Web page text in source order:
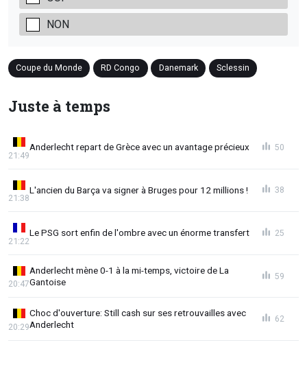
NON
Coupe du Monde RD Congo Danemark Sclessin
Juste à temps
Anderlecht repart de Grèce avec un avantage précieux
21:49
50
L'ancien du Barça va signer à Bruges pour 12 millions !
21:38
38
Le PSG sort enfin de l'ombre avec un énorme transfert
21:22
25
Anderlecht mène 0-1 à la mi-temps, victoire de La
Gantoise
20:47
59
Choc d'ouverture: Still cash sur ses retrouvailles avec
Anderlecht
20:29
62